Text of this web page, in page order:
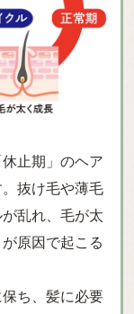
止期」のヘア
抜け毛や薄毛
乱れ、毛が太
原因で起こる
ち、髪に必要